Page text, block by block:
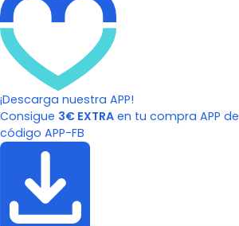
¡Descarga nuestra APP!
Consigue 3€ EXTRA en tu compra APP
código APP-FB